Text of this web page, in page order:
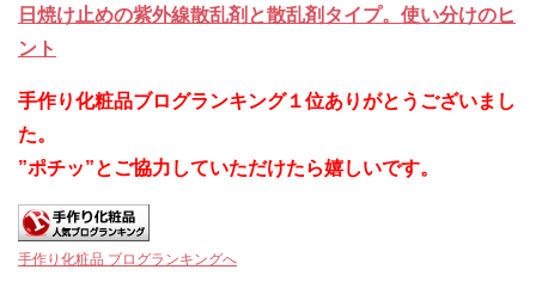
日焼け止めの紫外線散乱剤と散乱剤タイプ。使い分けのヒ
ント
手作り化粧品ブログランキング１位ありがとうございまし
た。
”ポチッ”とご協力していただけたら嬉しいです。
手作り化粧品 ブログランキングへ